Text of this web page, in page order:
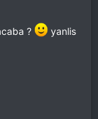
?
yanlis